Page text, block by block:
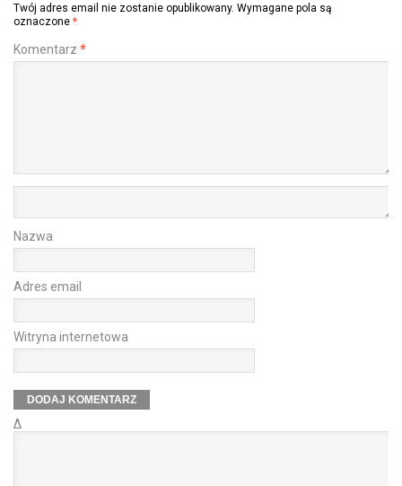
Twój adres email nie zostanie opublikowany. Wymagane pola są
oznaczone *
Komentarz *
Nazwa
Adres email
Witryna internetowa
Δ